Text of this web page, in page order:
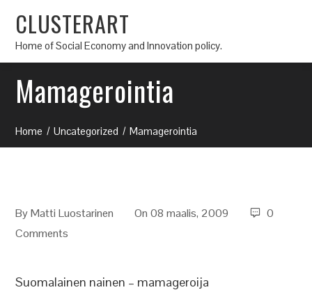
CLUSTERART
Home of Social Economy and Innovation policy.
Mamagerointia
Home Uncategorized Mamagerointia
ByMatti Luostarinen On 08 maalis, 2009
0
Comments
Suomalainen nainen – mamageroija